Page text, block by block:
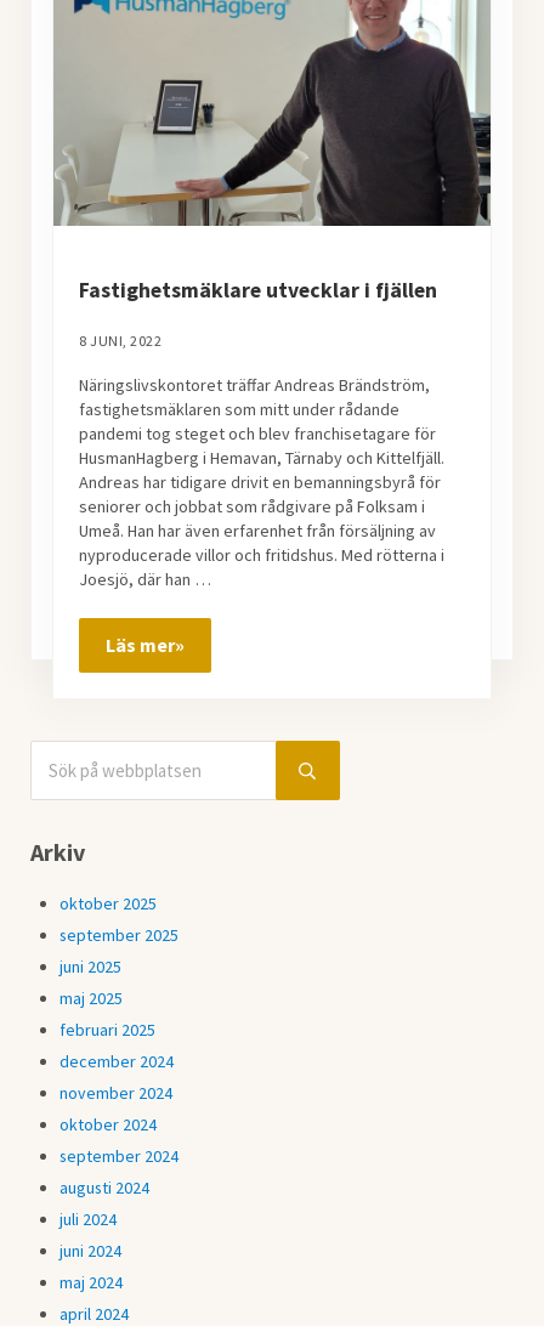
Fastighetsmäklare utvecklar i fjällen
8 JUNI, 2022
Näringslivskontoret träffar Andreas Brändström,
fastighetsmäklaren som mitt under rådande
pandemi tog steget och blev franchisetagare för
HusmanHagberg i Hemavan, Tärnaby och Kittelfjäll.
Andreas har tidigare drivit en bemanningsbyrå för
seniorer och jobbat som rådgivare på Folksam i
Umeå. Han har även erfarenhet från försäljning av
nyproducerade villor och fritidshus. Med rötterna i
Joesjö, där han …
Läs mer»Fastighetsmäklare utvecklar i fjällen
Sidebar
Submit search
Arkiv
oktober 2025
september 2025
juni 2025
maj 2025
februari 2025
december 2024
november 2024
oktober 2024
september 2024
augusti 2024
juli 2024
juni 2024
maj 2024
april 2024